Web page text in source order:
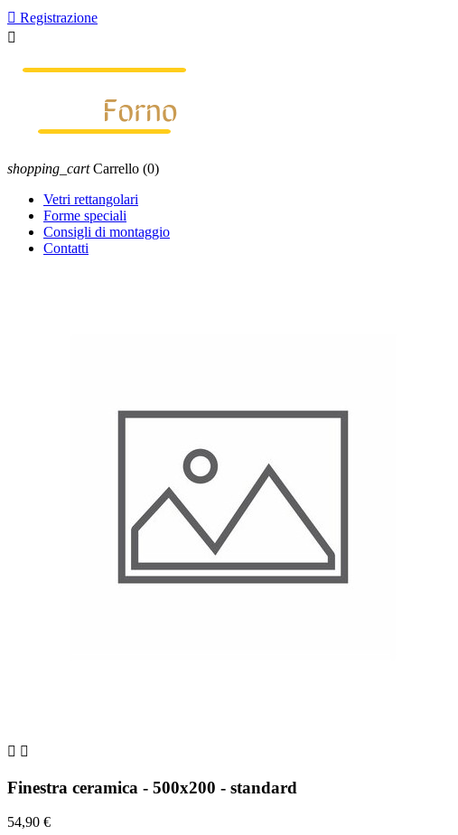
 Registrazione

shopping_cart Carrello (0)
Vetri rettangolari
Forme speciali
Consigli di montaggio
Contatti
 
Finestra ceramica - 500x200 - standard
54,90 €